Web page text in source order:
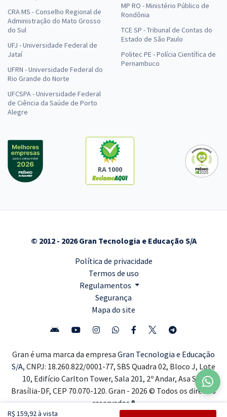
R$ 159,92 à vista
CRA MS - Conselho Regional de
Administração do Mato Grosso
do Sul
UFJ - Universidade Federal de
Jataí
UFRN - Universidade Federal do
Rio Grande do Norte
UFCSPA - Universidade Federal
de Ciência da Saúde de Porto
Alegre
MP RO - Ministério Público de
Rondônia
TCE SP - Tribunal de Contas do
Estado de São Paulo
Politec PE - Polícia Científica de
Pernambuco
RA 1000
© 2012 - 2026 Gran Tecnologia e Educação S/A
Política de privacidade
Termos de uso
Regulamentos
Segurança
Mapa do site
Gran é uma marca da empresa Gran Tecnologia e Educação
S/A, CNPJ: 18.260.822/0001-77, SBS Quadra 02, Bloco J, Lote
10, Edifício Carlton Tower, Sala 201, 2º Andar, Asa Sul,
Brasília-DF, CEP 70.070-120. Gran - 2026 © Todos os direitos
reservados ®